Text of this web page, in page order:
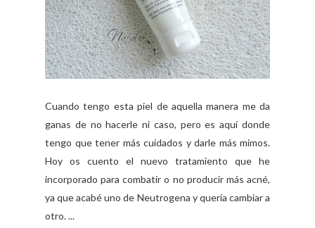
Cuando tengo esta piel de aquella manera me da
ganas de no hacerle ni caso, pero es aquí donde
tengo que tener más cuidados y darle más mimos.
Hoy os cuento el nuevo tratamiento que he
incorporado para combatir o no producir más acné,
ya que acabé uno de Neutrogena y quería cambiar a
otro. ...